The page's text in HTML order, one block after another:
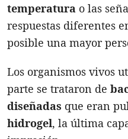
temperatura o las
respuestas diferentes
posible una mayor
Los organismos vivos
parte se trataron de
diseñadas que eran
hidrogel, la última